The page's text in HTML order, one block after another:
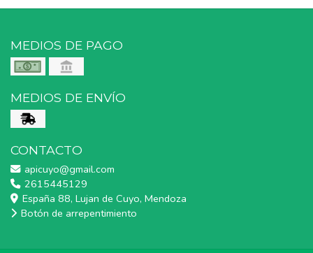
MEDIOS DE PAGO
MEDIOS DE ENVÍO
CONTACTO
apicuyo@gmail.com
2615445129
España 88, Lujan de Cuyo, Mendoza
Botón de arrepentimiento